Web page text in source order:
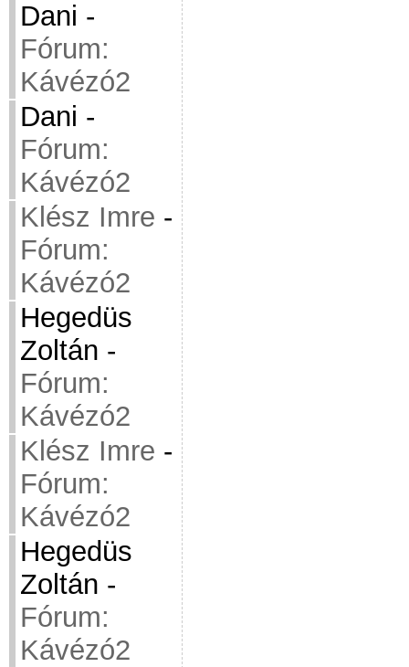
Dani -
Fórum:
Kávézó2
Dani -
Fórum:
Kávézó2
Klész Imre -
Fórum:
Kávézó2
Hegedüs
Zoltán -
Fórum:
Kávézó2
Klész Imre -
Fórum:
Kávézó2
Hegedüs
Zoltán -
Fórum:
Kávézó2